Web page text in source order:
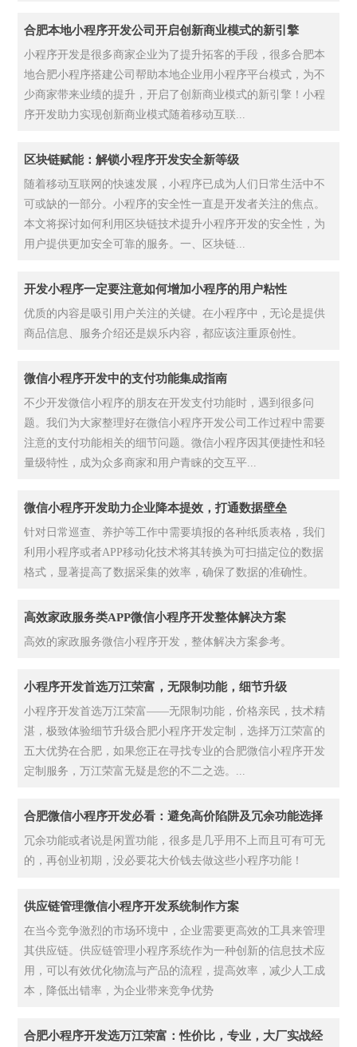
合肥本地小程序开发公司开启创新商业模式的新引擎
小程序开发是很多商家企业为了提升拓客的手段，很多合肥本
地合肥小程序搭建公司帮助本地企业用小程序平台模式，为不
少商家带来业绩的提升，开启了创新商业模式的新引擎！小程
序开发助力实现创新商业模式随着移动互联...
区块链赋能：解锁小程序开发安全新等级
随着移动互联网的快速发展，小程序已成为人们日常生活中不
可或缺的一部分。小程序的安全性一直是开发者关注的焦点。
本文将探讨如何利用区块链技术提升小程序开发的安全性，为
用户提供更加安全可靠的服务。一、区块链...
开发小程序一定要注意如何增加小程序的用户粘性
优质的内容是吸引用户关注的关键。在小程序中，无论是提供
商品信息、服务介绍还是娱乐内容，都应该注重原创性。
微信小程序开发中的支付功能集成指南
不少开发微信小程序的朋友在开发支付功能时，遇到很多问
题。我们为大家整理好在微信小程序开发公司工作过程中需要
注意的支付功能相关的细节问题。微信小程序因其便捷性和轻
量级特性，成为众多商家和用户青睐的交互平...
微信小程序开发助力企业降本提效，打通数据壁垒
针对日常巡查、养护等工作中需要填报的各种纸质表格，我们
利用小程序或者APP移动化技术将其转换为可扫描定位的数据
格式，显著提高了数据采集的效率，确保了数据的准确性。
高效家政服务类APP微信小程序开发整体解决方案
高效的家政服务微信小程序开发，整体解决方案参考。
小程序开发首选万江荣富，无限制功能，细节升级
小程序开发首选万江荣富——无限制功能，价格亲民，技术精
湛，极致体验细节升级合肥小程序开发定制，选择万江荣富的
五大优势在合肥，如果您正在寻找专业的合肥微信小程序开发
定制服务，万江荣富无疑是您的不二之选。...
合肥微信小程序开发必看：避免高价陷阱及冗余功能选择
冗余功能或者说是闲置功能，很多是几乎用不上而且可有可无
的，再创业初期，没必要花大价钱去做这些小程序功能！
供应链管理微信小程序开发系统制作方案
在当今竞争激烈的市场环境中，企业需要更高效的工具来管理
其供应链。供应链管理小程序系统作为一种创新的信息技术应
用，可以有效优化物流与产品的流程，提高效率，减少人工成
本，降低出错率，为企业带来竞争优势
合肥小程序开发选万江荣富：性价比，专业，大厂实战经